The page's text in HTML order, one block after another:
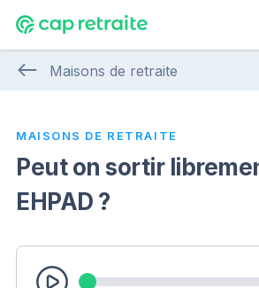
Maisons de retraite
MAISONS DE RETRAITE
Peut on sortir
EHPAD ?